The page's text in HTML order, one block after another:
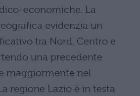
economiche. La
evidenzia un
tra Nord, Centro e
una precedente
maggiormente nel
regione Lazio è in testa